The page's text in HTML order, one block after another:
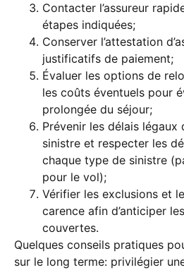
Contacter l’assureur
étapes indiquées;
Conserver l’attestation
justificatifs de paiement;
Évaluer les options de
les coûts éventuels pour
prolongée du séjour;
Prévenir les délais
sinistre et respecter les
chaque type de sinistre
pour le vol);
Vérifier les exclusions et
carence afin d’anticiper
couvertes.
Quelques conseils pratiques
sur le long terme: privilégier